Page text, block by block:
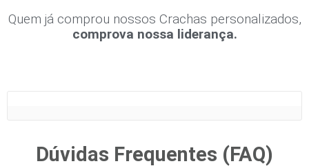
Quem já comprou nossos Crachas personalizados,
comprova nossa liderança.
Dúvidas Frequentes (FAQ)